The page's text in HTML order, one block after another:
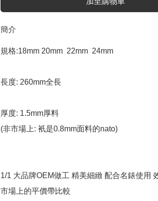
簡介
規格:18mm 20mm  22mm  24mm
長度: 260mm全長
厚度: 1.5mm厚料
(非市場上: 衹是0.8mm面料的nato)
1/1 大品牌OEM做工 精美細緻 配合名錶使用
市場上的平價帶比較